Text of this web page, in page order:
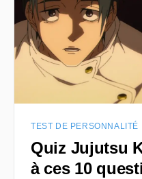
TEST DE PERSONNALITÉ
Quiz Jujutsu
à ces 10